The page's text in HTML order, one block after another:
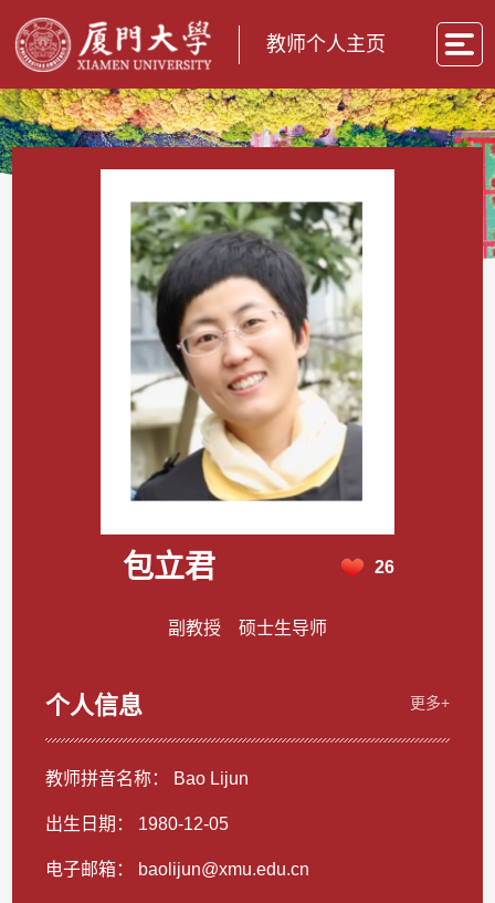
教师个人主页
包立君 26
副教授 硕士生导师
个人信息 更多+
教师拼音名称： Bao Lijun
出生日期： 1980-12-05
电子邮箱： baolijun@xmu.edu.cn